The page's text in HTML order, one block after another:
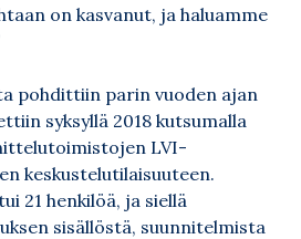
on kasvanut, ja haluamme
pohdittiin parin vuoden ajan
syksyllä 2018 kutsumalla
LVI-
keskustelutilaisuuteen.
21 henkilöä, ja siellä
sisällöstä, suunnitelmista